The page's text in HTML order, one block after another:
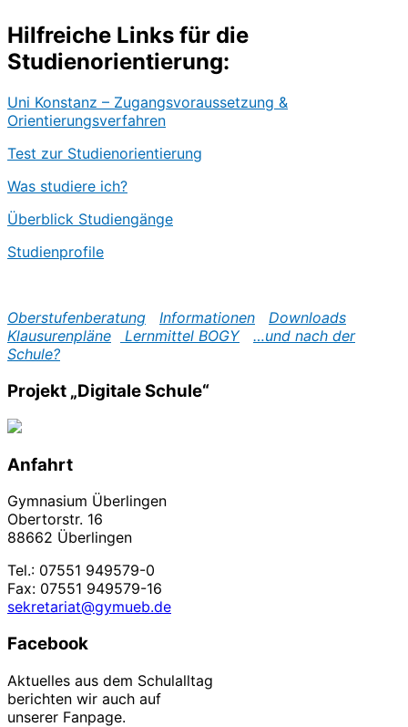
Hilfreiche Links für die
Studienorientierung:
Uni Konstanz – Zugangsvoraussetzung &
Orientierungsverfahren
Test zur Studienorientierung
Was studiere ich?
Überblick Studiengänge
Studienprofile
Oberstufenberatung Informationen
Downloads
Klausurenpläne
Lernmittel BOGY
…und nach der
Schule?
Projekt „Digitale Schule“
Anfahrt
Gymnasium Überlingen
Obertorstr. 16
88662 Überlingen
Tel.: 07551 949579-0
Fax: 07551 949579-16
sekretariat@gymueb.de
Facebook
Aktuelles aus dem Schulalltag
berichten wir auch auf
unserer Fanpage.